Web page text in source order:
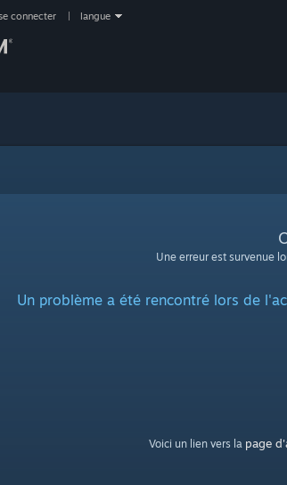
connecter langue
Une erreur est survenue
Un problème a été rencontré lors de
Voici un lien vers la page